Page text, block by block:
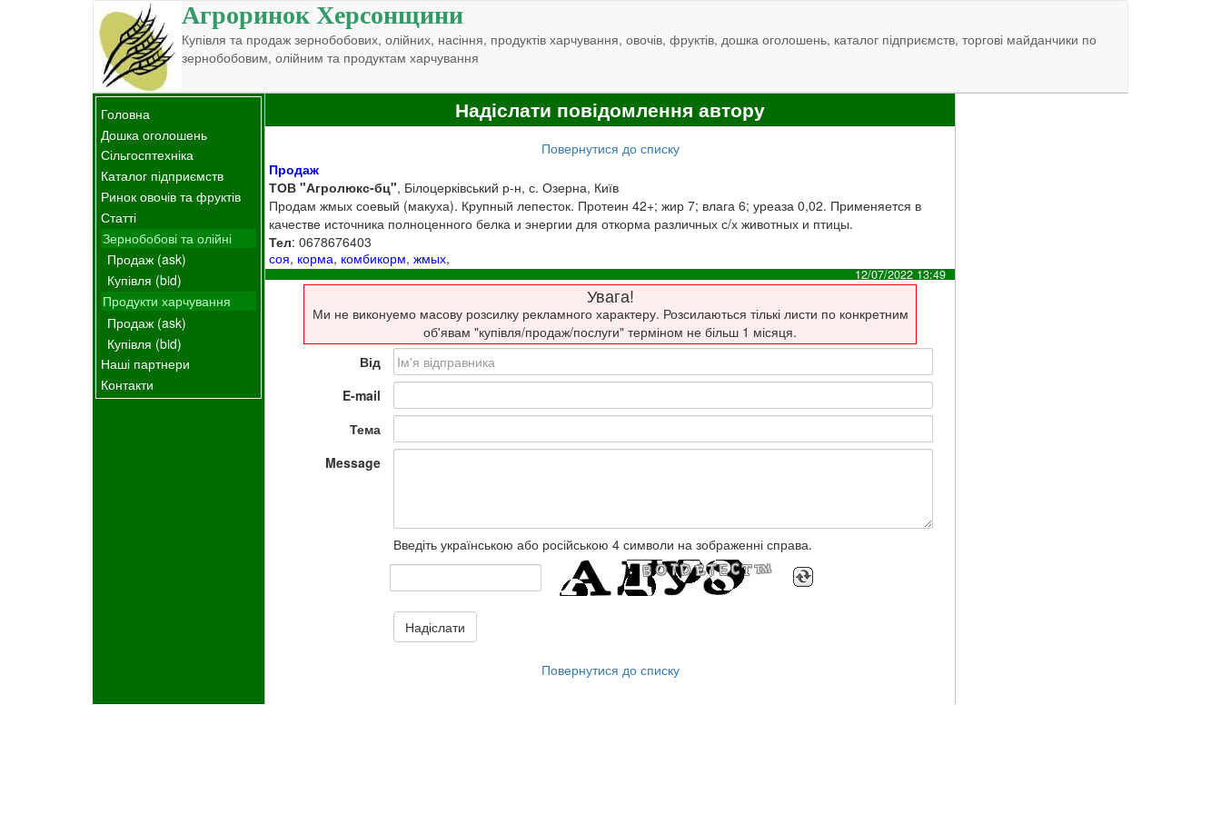
Агроринок Херсонщини
Купівля та продаж зернобобових, олійних, насіння, продуктів харчування, овочів, фруктів, дошка оголошень, каталог підприємств, торгові майданчики по
зернобобовим, олійним та продуктам харчування
Головна
Дошка оголошень
Сільгосптехніка
Каталог підприємств
Ринок овочів та фруктів
Статті
Зернобобові та олійні
Продаж (ask)
Купівля (bid)
Продукти харчування
Продаж (ask)
Купівля (bid)
Наші партнери
Контакти
Надіслати повідомлення автору
Повернутися до списку
Продаж
ТОВ "Агролюкс-бц", Білоцерківський р-н, с. Озерна, Київ
Продам жмых соевый (макуха). Крупный лепесток. Протеин 42+; жир 7; влага 6; уреаза 0,02. Применяется в
качестве источника полноценного белка и энергии для откорма различных с/х животных и птицы.
Тел: 0678676403
соя, корма, комбикорм,жмых,
12/07/2022 13:49
Увага!
Ми не виконуемо масову розсилку рекламного характеру. Розсилаються тількі листи по конкретним
об'явам "купівля/продаж/послуги" терміном не більш 1 місяця.
Від
E-mail
Тема
Message
Введіть українською або російською 4 символи на зображенні справа.
Надіслати
Повернутися до списку